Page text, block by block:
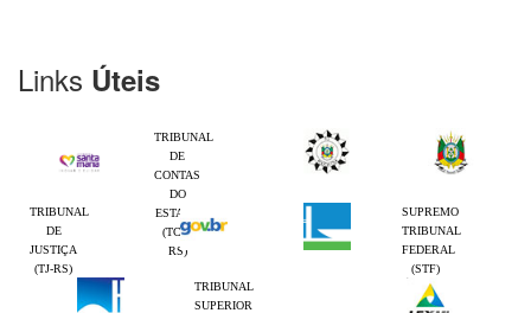
Links Úteis
TRIBUNAL
DE
CONTAS
DO
ESTADO
(TCE-
RS)
TRIBUNAL
DE
JUSTIÇA
(TJ-RS)
SUPREMO
TRIBUNAL
FEDERAL
(STF)
TRIBUNAL
SUPERIOR